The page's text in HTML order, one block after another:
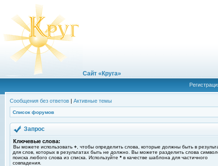
Сайт «Круга»
Сообщения без ответов | Активные темы
Список форумов
Запрос
Ключевые слова:
Вы можете использовать + , чтобы определить слова, которые должны быть в
для слов, которых в результатах быть не должно. Вы можете разделить слова
поиска любого слова из списка. Используйте * в качестве шаблона для частичного
совпадения.